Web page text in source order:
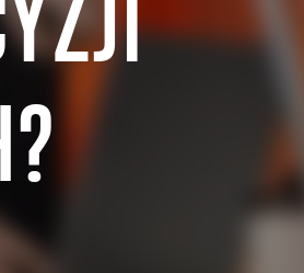
hurtowej
detalicznego i e-commerce
SAP
SAP